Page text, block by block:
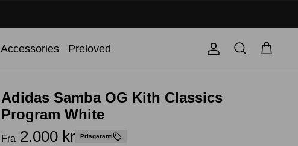
Accessories Preloved Konto
Søg
Kurv
Adidas Samba OG Kith Classics
Program White
Fra 2.000 kr Prisgaranti